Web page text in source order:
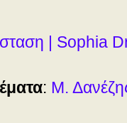
| Sophia
: Μ.